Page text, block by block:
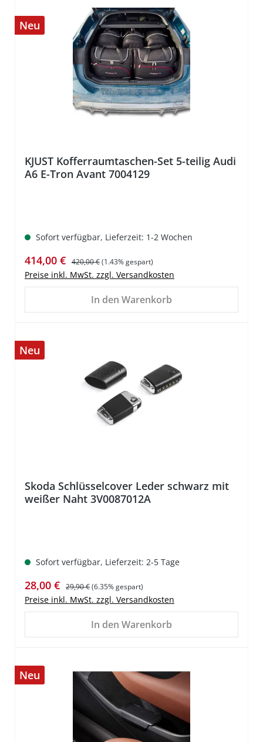
Neu
KJUST Kofferraumtaschen-Set 5-teilig Audi
A6 E-Tron Avant 7004129
Sofort verfügbar, Lieferzeit: 1-2 Wochen
Verkaufspreis:
414,00 € Regulärer Preis:
420,00 €(1.43% gespart)
Preise inkl. MwSt. zzgl. Versandkosten
In den Warenkorb
Neu
Skoda Schlüsselcover Leder schwarz mit
weißer Naht 3V0087012A
Sofort verfügbar, Lieferzeit: 2-5 Tage
Verkaufspreis:
28,00 € Regulärer Preis:
29,90 €(6.35% gespart)
Preise inkl. MwSt. zzgl. Versandkosten
In den Warenkorb
Neu